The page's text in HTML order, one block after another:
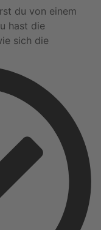
du von einem
hast die
sich die